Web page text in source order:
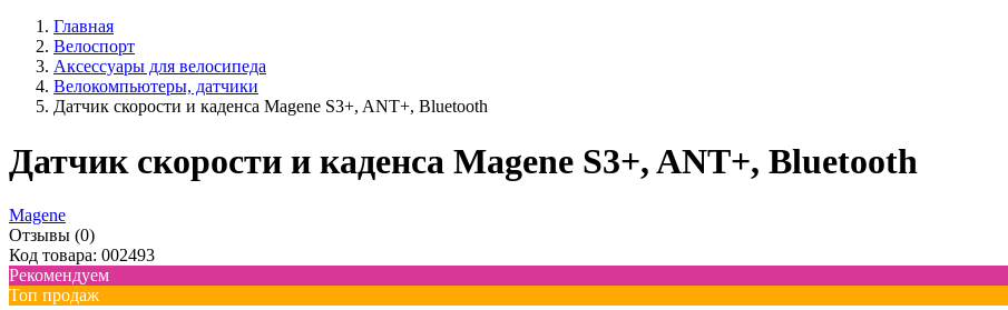
Главная
Велоспорт
Аксессуары для велосипеда
Велокомпьютеры, датчики
Датчик скорости и каденса Magene S3+, ANT+, Bluetooth
Датчик скорости и каденса Magene S3+, ANT+, Bluetooth
Magene
Отзывы (0)
Код товара: 002493
Рекомендуем
Топ продаж